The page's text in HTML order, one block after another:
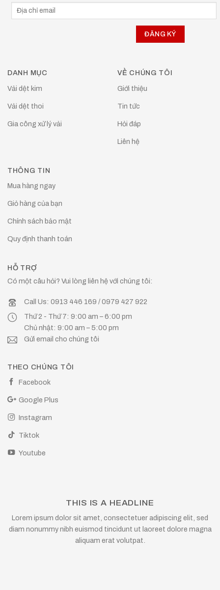
DANH MỤC
Vải dệt kim
Vải dệt thoi
Gia công xử lý vải
VỀ CHÚNG TÔI
Giới thiệu
Tin tức
Hỏi đáp
Liên hệ
THÔNG TIN
Mua hàng ngay
Giỏ hàng của bạn
Chính sách bảo mật
Quy định thanh toán
HỖ TRỢ
Có một câu hỏi? Vui lòng liên hệ với chúng tôi:
Call Us: 0913 446 169 / 0979 427 922
Thứ 2 - Thứ 7: 9:00 am – 6:00 pm
Chủ nhật: 9:00 am – 5:00 pm
Gửi email cho chúng tôi
THEO CHÚNG TÔI
Facebook
Google Plus
Instagram
Tiktok
Youtube
THIS IS A HEADLINE
Lorem ipsum dolor sit amet, consectetuer adipiscing elit, sed
diam nonummy nibh euismod tincidunt ut laoreet dolore magna
aliquam erat volutpat.